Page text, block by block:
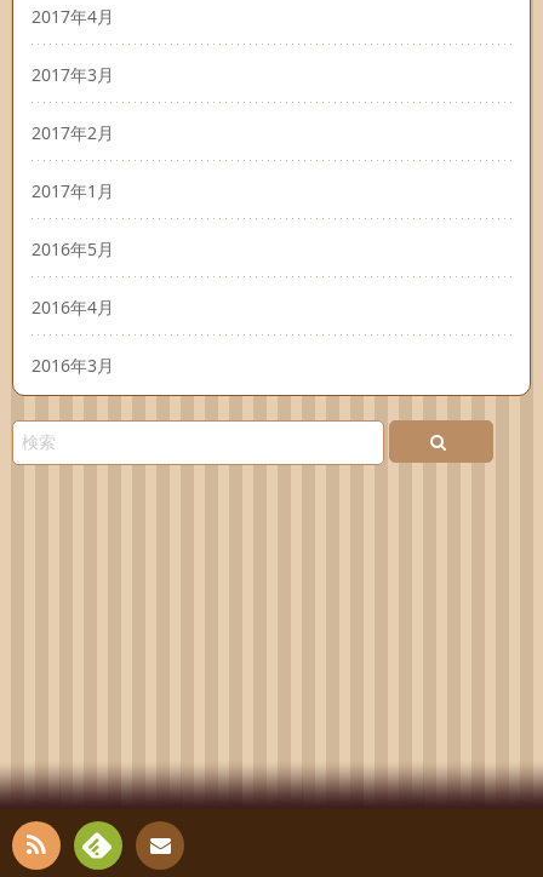
2017年4月
2017年3月
2017年2月
2017年1月
2016年5月
2016年4月
2016年3月